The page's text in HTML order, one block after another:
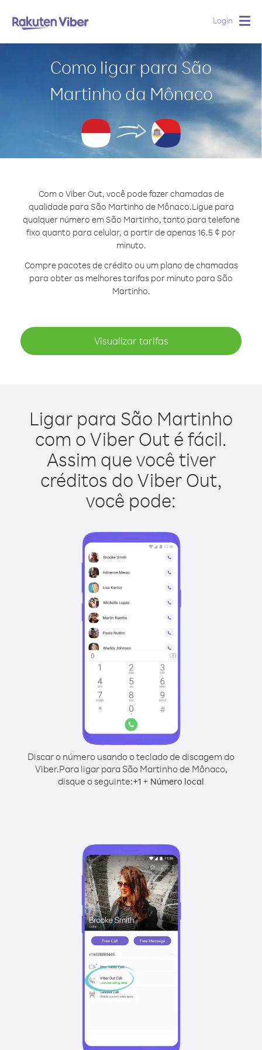
Login
Como ligar para São
Martinho da Mônaco
Com o Viber Out, você pode fazer chamadas de
qualidade para São Martinho de Mônaco.Ligue para
qualquer número em São Martinho, tanto para telefone
fixo quanto para celular, a partir de apenas 16.5 ¢ por
minuto.
Compre pacotes de crédito ou um plano de chamadas
para obter as melhores tarifas por minuto para São
Martinho.
Visualizar tarifas
Ligar para São Martinho
com o Viber Out é fácil.
Assim que você tiver
créditos do Viber Out,
você pode:
Discar o número usando o teclado de discagem do
Viber.Para ligar para São Martinho de Mônaco,
disque o seguinte:+1 + Número local